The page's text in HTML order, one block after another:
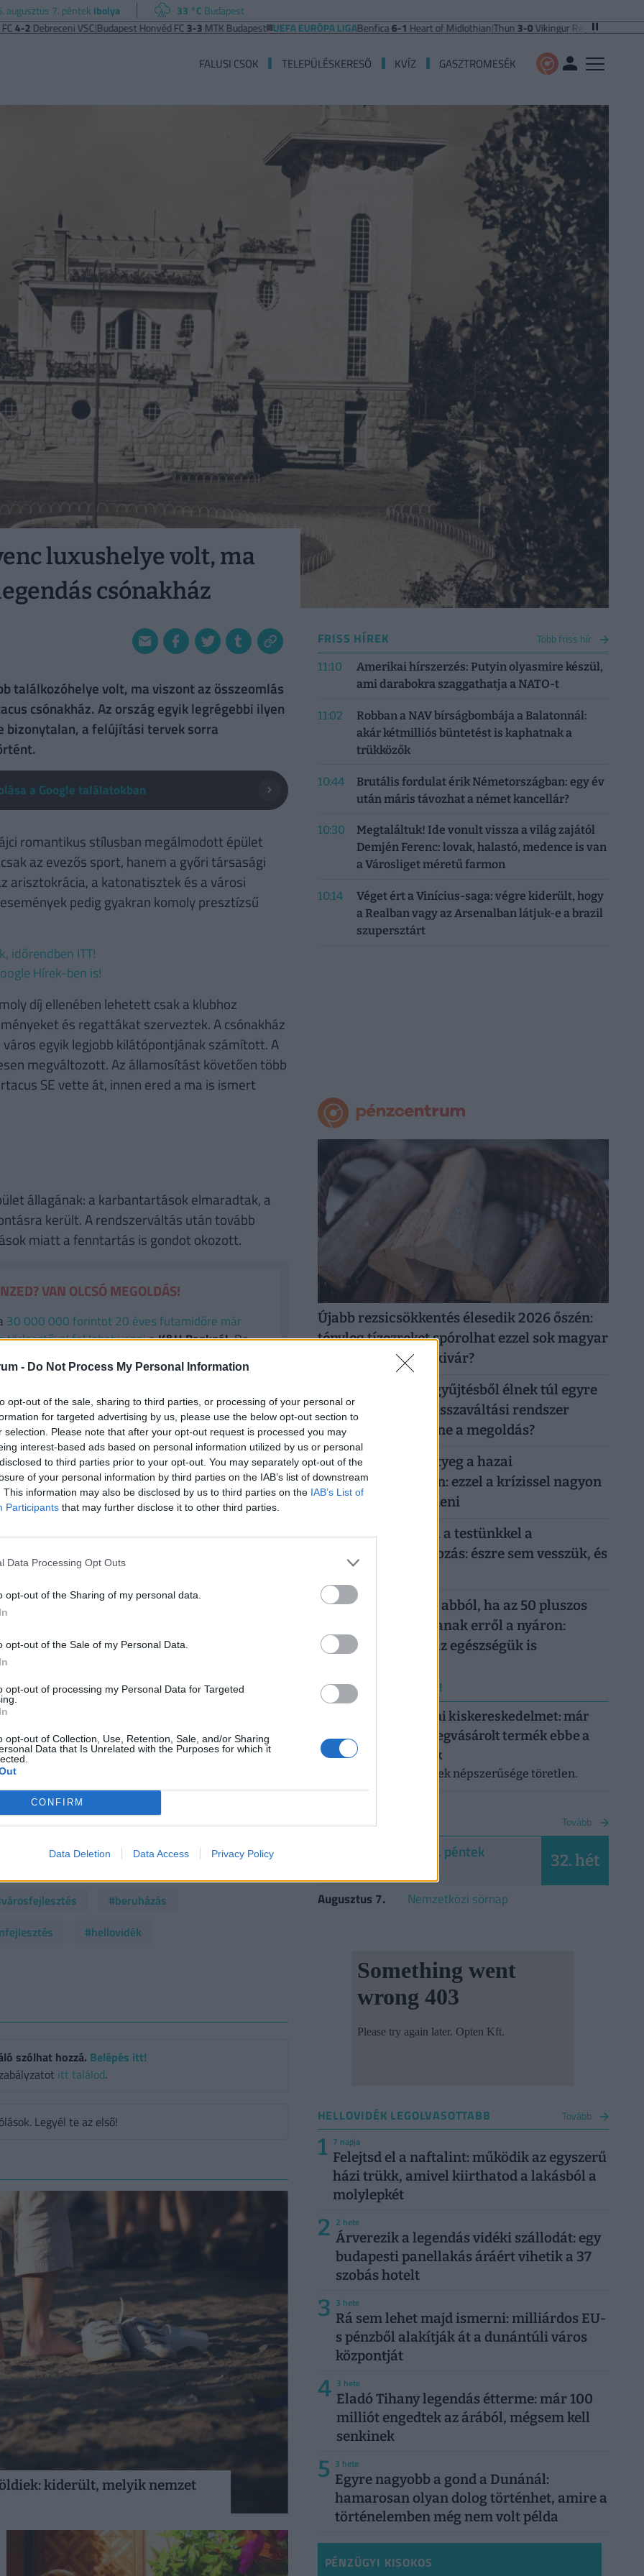
- Do Not Process My Personal Information
opt-out of the sale, sharing to third parties, or processing of your personal or
for targeted advertising by us, please use the below opt-out section to
selection. Please note that after your opt-out request is processed you may
interest-based ads based on personal information utilized by us or personal
to third parties prior to your opt-out. You may separately opt-out of the
of your personal information by third parties on the IAB’s list of downstream
This information may also be disclosed by us to third parties on the IAB’s List of
Participants that may further disclose it to other third parties.
Data Processing Opt Outs
opt-out of the Sharing of my personal data.
opt-out of the Sale of my Personal Data.
opt-out of processing my Personal Data for Targeted
opt-out of Collection, Use, Retention, Sale, and/or Sharing
Data that Is Unrelated with the Purposes for which it
CONFIRM
Data Deletion Data Access Privacy Policy
augusztus 7. péntek Ibolya 33 °C Budapest
VSC|Budapest Honvéd FC3-3MTK Budapest UEFA EURÓPA LIGABenfica6-1Heart of Midlothian|Thun3-0Vikingur Reykjavik PAOK Saloniki
FALUSI CSOK TELEPÜLÉSKERESŐ KVÍZ GASZTROMESÉK
luxushelye volt, ma
csónakház
találkozóhelye volt, ma viszont az összeomlás
csónakház. Az ország egyik legrégebbi ilyen
a felújítási tervek sorra
a Google találatokban
romantikus stílusban megálmodott épület
az evezős sport, hanem a győri társasági
arisztokrácia, a katonatisztek és a városi
pedig gyakran komoly presztízsű
időrendben ITT!
Hírek-ben is!
díj ellenében lehetett csak a klubhoz
és regattákat szerveztek. A csónakház
egyik legjobb kilátópontjának számított. A
megváltozott. Az államosítást követően több
SE vette át, innen ered a ma is ismert
állagának: a karbantartások elmaradtak, a
került. A rendszerváltás után tovább
miatt a fenntartás is gondot okozott.
VAN OLCSÓ MEGOLDÁS!
30 000 000 forintot 20 éves futamidőre már
törlesztővel fel lehet venniaK&H Banknál.De
ajánlata sem:
az UniCredit Banknál 6,78%, az
Banknál 7,02%.Érdemes még megnézni
egyedi kalkulációt végezni, saját preferenciáink
Ehhez keresd fel aPénzcentrum kalkulátorát.
készült, de a megvalósítás rendre elmaradt.
Club költözött az épületbe, ám a
a teljes rekonstrukcióhoz.
beszéltek: sport- és kulturális központot,
volna az épületben, ám a kivitelezés nem
meghirdetésre került, az állapota ekkorra
az ingatlant, és újabb fejlesztési koncepciók
funkciókkal. A tervezési szakasz 2023-
sem indult el.
már milliárdos nagyságrendű forrást
A legutóbbi hírek 2025 októberében
Zoltánt, az Építési és Közlekedési
miniszteri biztost szemrevételezte Győr
Akkor már milliárdos költségekről
ETO, ma Győri Vízügy-Spartacus Evezős
Fotó adományozó: Schermann Ákos
#beruházás
#hellovidék
szólhat hozzá. Belépés itt!
itt találod.
Legyél te az első!
kiderült, melyik nemzet
FRISS HÍREK Több friss hír
11:10
Amerikai hírszerzés: Putyin olyasmire készül,
ami darabokra szaggathatja a NATO-t
11:02
Robban a NAV bírságbombája a Balatonnál:
akár kétmilliós büntetést is kaphatnak a
trükközők
10:44
Brutális fordulat érik Németországban: egy év
után máris távozhat a német kancellár?
10:30
Megtaláltuk! Ide vonult vissza a világ zajától
Demjén Ferenc: lovak, halastó, medence is van
a Városliget méretű farmon
10:14
Véget ért a Vinícius-saga: végre kiderült, hogy
a Realban vagy az Arsenalban látjuk-e a brazil
szupersztárt
Újabb rezsicsökkentés élesedik 2026 őszén:
tényleg tízezreket spórolhat ezzel sok magyar
háztulaj, aki most kivár?
50 forintos palackgyűjtésből élnek túl egyre
többen: tényleg a visszaváltási rendszer
megszüntetése lenne a megoldás?
Időzített bomba ketyeg a hazai
nyugdíjrendszerben: ezzel a krízissel nagyon
nehéz lesz mit kezdeni
Sokkoló, mit művel a testünkkel a
mindennapi mobilozás: észre sem vesszük, és
Komoly baj is lehet abból, ha az 50 pluszos
magyarok lemondanak erről a nyáron:
könnyen rámehet az egészségük is
ERRŐL NE MARADJ LE!
Letarolták az európai kiskereskedelmet: már
minden második megvásárolt termék ebbe a
kategóriába tartozik
A saját márkás termékek népszerűsége töretlen.
NAPTÁR Tovább
2026. augusztus 7. péntek 32. hét
Augusztus 7. Nemzetközi sörnap
HELLOVIDÉK LEGOLVASOTTABB Tovább
1 7 napja
Felejtsd el a naftalint: működik az egyszerű
házi trükk, amivel kiirthatod a lakásból a
molylepkét
2 2 hete
Árverezik a legendás vidéki szállodát: egy
budapesti panellakás áráért vihetik a 37
szobás hotelt
3 3 hete
Rá sem lehet majd ismerni: milliárdos EU-
s pénzből alakítják át a dunántúli város
központját
4 3 hete
Eladó Tihany legendás étterme: már 100
milliót engedtek az árából, mégsem kell
senkinek
5 3 hete
Egyre nagyobb a gond a Dunánál:
hamarosan olyan dolog történhet, amire a
történelemben még nem volt példa
PÉNZÜGYI KISOKOS